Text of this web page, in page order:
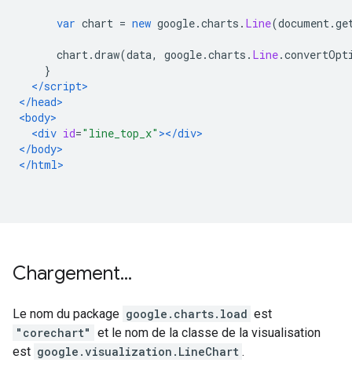
var chart = new google.charts . Line(document.
chart.draw(data, google.charts . Line.
}
</script>
</head>
<body>
<div id="line_top_x" ></div>
</body>
</html>
Chargement...
Le nom du package google.charts.load est
"corechart" et le nom de la classe de la visualisation
est google.visualization.LineChart .